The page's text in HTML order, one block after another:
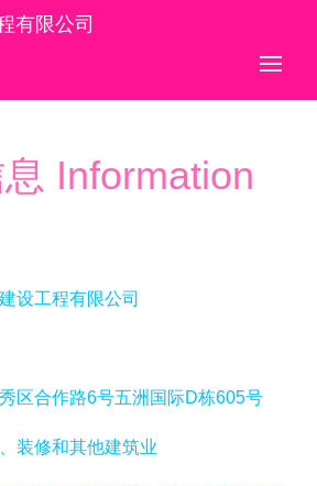
有限公司
Information
设工程有限公司
区合作路6号五洲国际D栋605号
装修和其他建筑业